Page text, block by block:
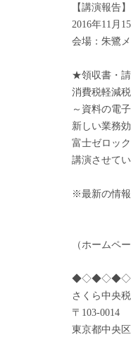
【講演報告】
2016年11月
会場：朱鷺
★領収書・請
消費税軽減
～資料の電
新しい業務
富士ゼロッ
講演させて
※最新の情報
（ホームペ
さくら中央
〒103-0014
東京都中央